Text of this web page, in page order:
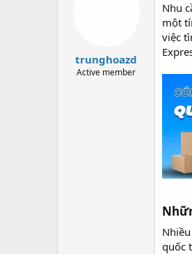
trunghoazd
Active member
Nhu
một
việc
quốc